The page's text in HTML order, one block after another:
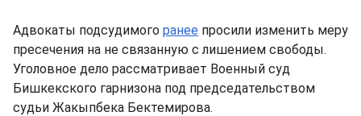
Адвокаты подсудимого ранее просили изменить меру
пресечения на не связанную с лишением свободы.
Уголовное дело рассматривает Военный суд
Бишкекского гарнизона под председательством
судьи Жакыпбека Бектемирова.